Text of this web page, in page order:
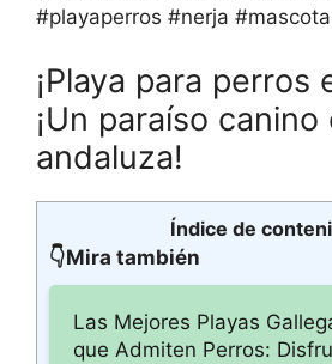
#playaperros #nerja
¡Playa para perros
¡Un paraíso
andaluza!
Índice de
👇Mira también
Las Mejores Playas
que Admiten Perros: